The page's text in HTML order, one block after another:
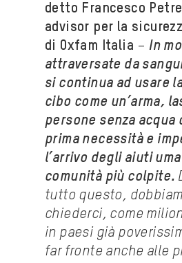
detto Francesco
advisor per la
di Oxfam Italia – In
attraversate da
si continua ad usare
cibo come un’arma,
persone senza acqua
prima necessità e
l’arrivo degli aiuti
comunità più colpite.
tutto questo,
chiederci, come
in paesi già
far fronte anche alle